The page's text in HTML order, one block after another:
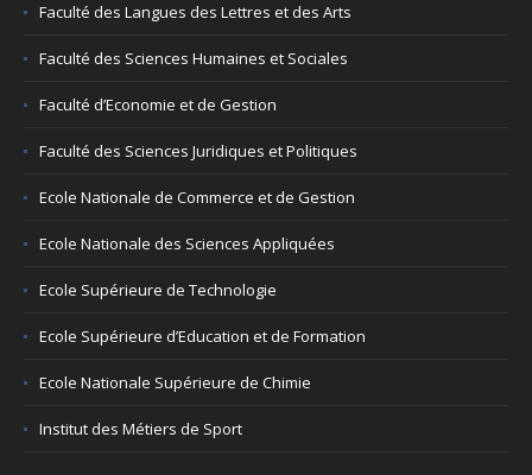
Faculté des Langues des Lettres et des Arts
Faculté des Sciences Humaines et Sociales
Faculté d’Economie et de Gestion
Faculté des Sciences Juridiques et Politiques
Ecole Nationale de Commerce et de Gestion
Ecole Nationale des Sciences Appliquées
Ecole Supérieure de Technologie
Ecole Supérieure d’Education et de Formation
Ecole Nationale Supérieure de Chimie
Institut des Métiers de Sport